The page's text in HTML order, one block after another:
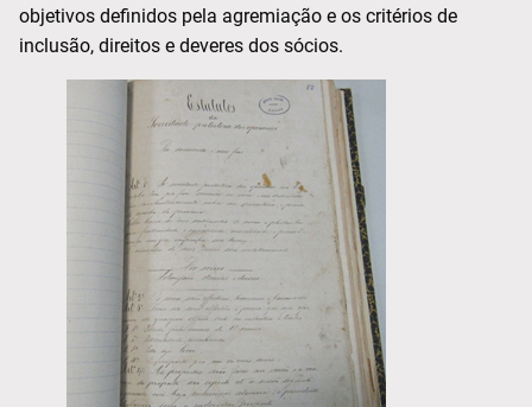
objetivos definidos pela agremiação e os critérios de
inclusão, direitos e deveres dos sócios.